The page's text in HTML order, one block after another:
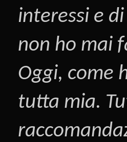
interessi e
non ho mai
Oggi, come
tutta mia.